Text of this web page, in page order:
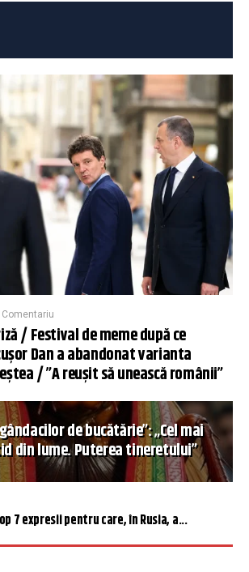
Comentariu
/ Festival de meme după ce
Dan a abandonat varianta
/ ”A reușit să unească românii”
de bucătărie”: „Cel mai
din lume. Puterea tineretului”
7 expresii pentru care, în Rusia, a...